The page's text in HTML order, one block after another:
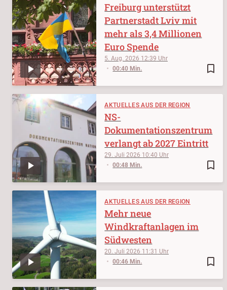
bookmark_border
5. Aug. 2026 12:39
00:40 Min.
Freiburg unterstützt
Partnerstadt Lviv mit
mehr als 3,4 Millionen
Euro Spende
AKTUELLES AUS DER REGION
bookmark_border
29. Juli 2026 10:40
00:48 Min.
NS-
Dokumentationszentrum
verlangt ab 2027 Eintritt
AKTUELLES AUS DER REGION
bookmark_border
20. Juli 2026 11:31
00:46 Min.
Mehr neue
Windkraftanlagen im
Südwesten